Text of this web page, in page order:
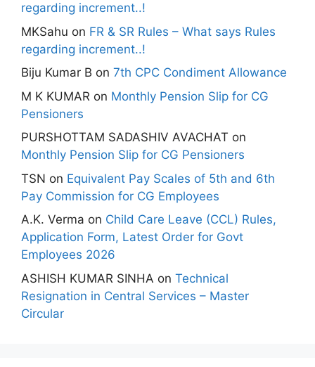
regarding increment..!
MKSahu on FR & SR Rules – What says Rules
regarding increment..!
Biju Kumar B on 7th CPC Condiment Allowance
M K KUMAR on Monthly Pension Slip for CG
Pensioners
PURSHOTTAM SADASHIV AVACHAT on
Monthly Pension Slip for CG Pensioners
TSN on Equivalent Pay Scales of 5th and 6th
Pay Commission for CG Employees
A.K. Verma on Child Care Leave (CCL) Rules,
Application Form, Latest Order for Govt
Employees 2026
ASHISH KUMAR SINHA on Technical
Resignation in Central Services – Master
Circular